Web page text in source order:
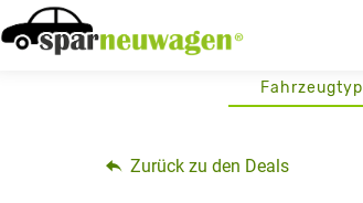
Skip
to
Fahrzeugtyp
Zurück zu den Deals